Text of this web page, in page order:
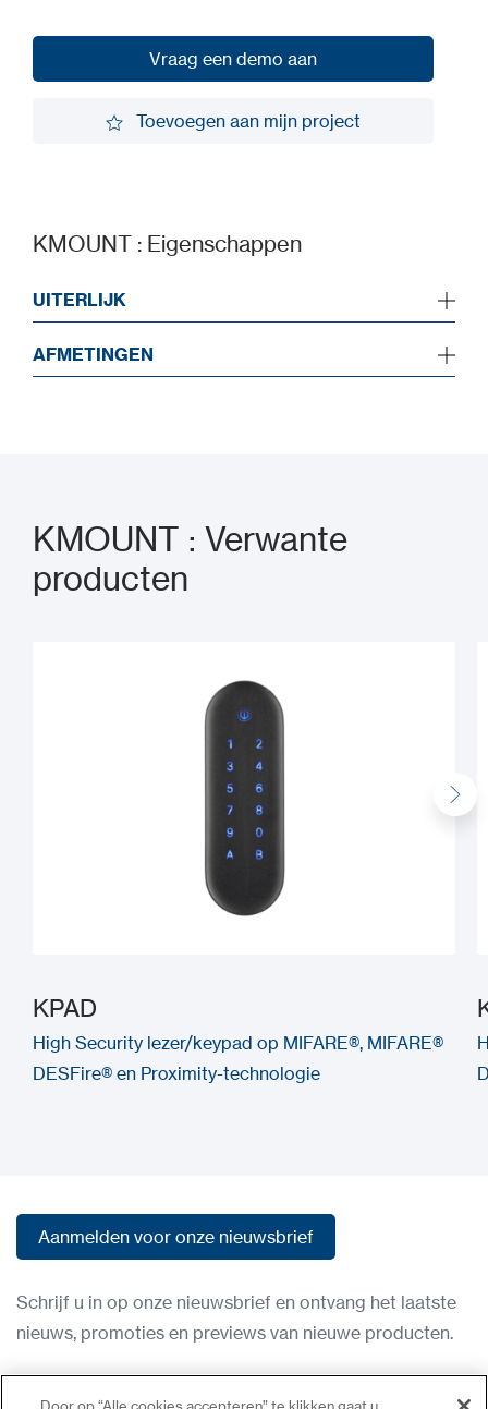
Vraag een demo aan
Toevoegen aan mijn project
KMOUNT : Eigenschappen
UITERLIJK
AFMETINGEN
KMOUNT : Verwante
producten
KPAD
High Security lezer/keypad op MIFARE®, MIFARE®
DESFire® en Proximity-technologie
Aanmelden voor onze nieuwsbrief
Schrijf u in op onze nieuwsbrief en ontvang het laatste
nieuws, promoties en previews van nieuwe producten.
Gebruiksvoorwaarden